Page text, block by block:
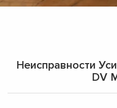
Неисправности
DV